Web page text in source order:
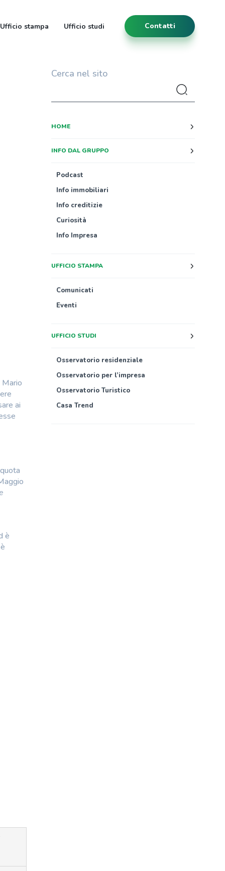
Contatti
Ufficio stampa Ufficio studi
ai
è
Cerca nel sito
HOME
INFO DAL GRUPPO
Podcast
Info immobiliari
Info creditizie
Curiosità
Info Impresa
UFFICIO STAMPA
Comunicati
Eventi
UFFICIO STUDI
Osservatorio residenziale
Osservatorio per l’impresa
Osservatorio Turistico
Casa Trend